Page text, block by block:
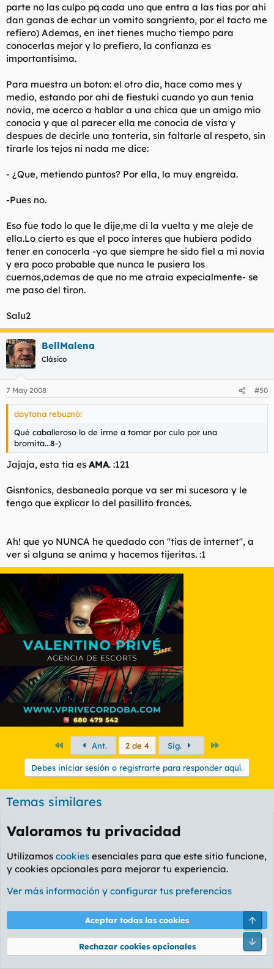
parte no las culpo pq cada uno que entra a las tias por ahi
dan ganas de echar un vomito sangriento, por el tacto me
refiero) Ademas, en inet tienes mucho tiempo para
conocerlas mejor y lo prefiero, la confianza es
importantisima.
Para muestra un boton: el otro dia, hace como mes y
medio, estando por ahi de fiestuki cuando yo aun tenia
novia, me acerco a hablar a una chica que un amigo mio
conocia y que al parecer ella me conocia de vista y
despues de decirle una tonteria, sin faltarle al respeto, sin
tirarle los tejos ni nada me dice:
- ¿Que, metiendo puntos? Por ella, la muy engreida.
-Pues no.
Eso fue todo lo que le dije,me di la vuelta y me aleje de
ella.Lo cierto es que el poco interes que hubiera podido
tener en conocerla -ya que siempre he sido fiel a mi novia
y era poco probable que nunca le pusiera los
cuernos,ademas de que no me atraia expecialmente- se
me paso del tiron.
Salu2
BellMalena
Clásico
7 May 2008 #50
daytona rebuznó:
Qué caballeroso lo de irme a tomar por culo por una
bromita...8-)
Jajaja, esta tía es AMA. :121
Gisntonics, desbaneala porque va ser mi sucesora y le
tengo que explicar lo del pasillito frances.
Ah! que yo NUNCA he quedado con "tias de internet", a
ver si alguna se anima y hacemos tijeritas. :1
PrimeroAnt. 2 de 4 Sig.
Debes iniciar sesión o registrarte para responder aquí.
Temas similares
J
Paso de tener relaciones serias con tías de mi
misma edad o más mayores que yo
Jotaze Rayas Foro Rapiñas
Masunos
25 19 Mar 2025
Ligar de forma clásica. El Old School rapiñero
Masunos 102 30 May 2026
Mi hamijo, el sin cojones
Foro Rapiñas
Valoramos tu privacidad
Utilizamos cookies esenciales para que este sitio funcione,
y cookies opcionales para mejorar tu experiencia.
Ver más información y configurar tus preferencias
Aceptar todas las cookies
Rechazar cookies opcionales
Pie